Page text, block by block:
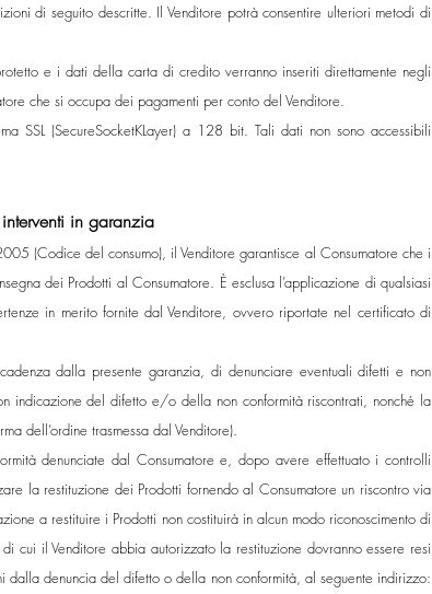
di seguito descritte. Il Venditore potrà consentire ulteriori metodi di
e i dati della carta di credito verranno inseriti direttamente negli
che si occupa dei pagamenti per conto del Venditore.
SSL (SecureSocketKLayer) a 128 bit. Tali dati non sono accessibili
in garanzia
(Codice del consumo), il Venditore garantisce al Consumatore che i
dei Prodotti al Consumatore. È esclusa l’applicazione di qualsiasi
in merito fornite dal Venditore, ovvero riportate nel certificato di
dalla presente garanzia, di denunciare eventuali difetti e non
indicazione del difetto e/o della non conformità riscontrati, nonché la
dell’ordine trasmessa dal Venditore).
denunciate dal Consumatore e, dopo avere effettuato i controlli
la restituzione dei Prodotti fornendo al Consumatore un riscontro via
a restituire i Prodotti non costituirà in alcun modo riconoscimento di
cui il Venditore abbia autorizzato la restituzione dovranno essere resi
denuncia del difetto o della non conformità, al seguente indirizzo: